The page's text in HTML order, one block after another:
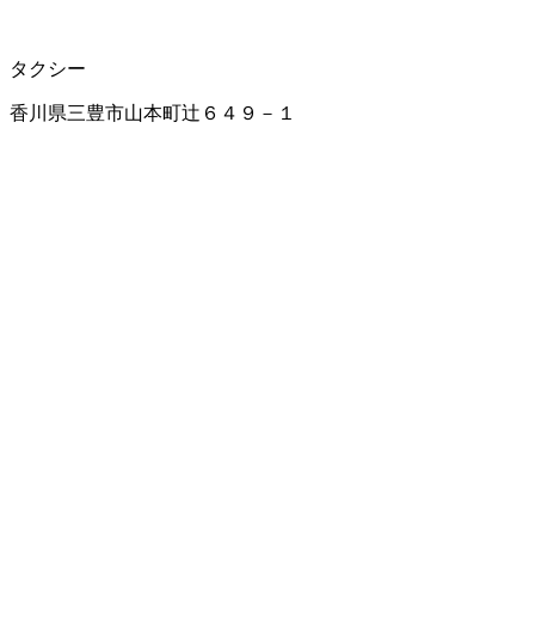
タクシー
香川県三豊市山本町辻６４９－１